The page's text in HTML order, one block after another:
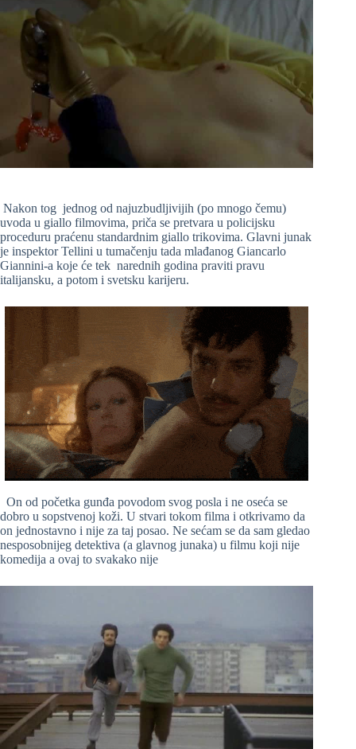
Nakon tog jednog od najuzbudljivijih (po mnogo čemu)
uvoda u giallo filmovima, priča se pretvara u policijsku
proceduru praćenu standardnim giallo trikovima. Glavni junak
je inspektor Tellini u tumačenju tada mlađanog Giancarlo
Giannini-a koje će tek narednih godina praviti pravu
italijansku, a potom i svetsku karijeru.
On od početka gunđa povodom svog posla i ne oseća se
dobro u sopstvenoj koži. U stvari tokom filma i otkrivamo da
on jednostavno i nije za taj posao. Ne sećam se da sam gledao
nesposobnijeg detektiva (a glavnog junaka) u filmu koji nije
komedija a ovaj to svakako nije